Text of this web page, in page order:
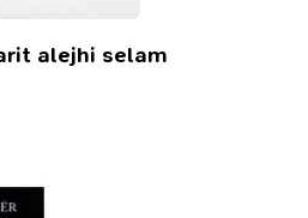
alejhi selam